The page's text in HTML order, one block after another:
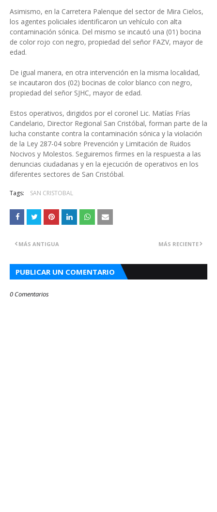
Asimismo, en la Carretera Palenque del sector de Mira Cielos,
los agentes policiales identificaron un vehículo con alta
contaminación sónica. Del mismo se incautó una (01) bocina
de color rojo con negro, propiedad del señor FAZV, mayor de
edad.
De igual manera, en otra intervención en la misma localidad,
se incautaron dos (02) bocinas de color blanco con negro,
propiedad del señor SJHC, mayor de edad.
Estos operativos, dirigidos por el coronel Lic. Matías Frías
Candelario, Director Regional San Cristóbal, forman parte de la
lucha constante contra la contaminación sónica y la violación
de la Ley 287-04 sobre Prevención y Limitación de Ruidos
Nocivos y Molestos. Seguiremos firmes en la respuesta a las
denuncias ciudadanas y en la ejecución de operativos en los
diferentes sectores de San Cristóbal.
Tags: SAN CRISTOBAL
MÁS RECIENTE
MÁS ANTIGUA
PUBLICAR UN COMENTARIO
0 Comentarios